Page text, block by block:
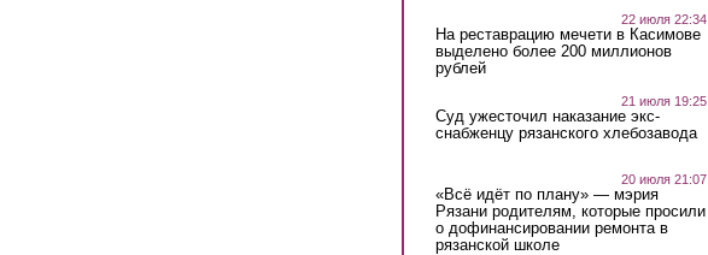
22 июля 22:34
На реставрацию мечети в Касимове
выделено более 200 миллионов
рублей
21 июля 19:25
Суд ужесточил наказание экс-
снабженцу рязанского хлебозавода
20 июля 21:07
«Всё идёт по плану» — мэрия
Рязани родителям, которые просили
о дофинансировании ремонта в
рязанской школе